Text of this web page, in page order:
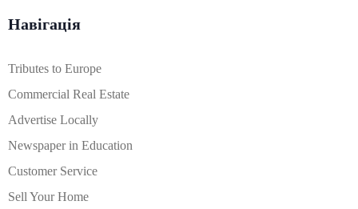
Навігація
Tributes to Europe
Commercial Real Estate
Advertise Locally
Newspaper in Education
Customer Service
Sell Your Home